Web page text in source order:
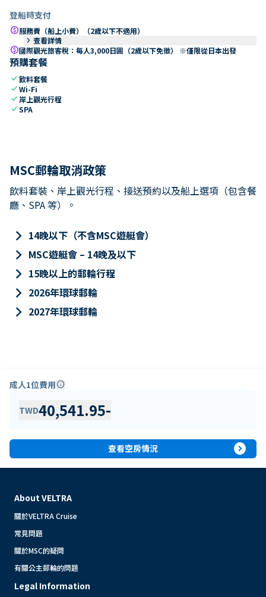
登船時支付
paid服務費（船上小費）（2歲以下不適用）
keyboard_arrow_right 查看詳情
paid國際觀光旅客稅：每人3,000日圓（2歲以下免徵） ※僅限從日本出發
預購套餐
check飲料套餐
checkWi-Fi
check 岸上觀光行程
checkSPA
MSC郵輪取消政策
飲料套裝、岸上觀光行程、接送預約以及船上選項（包含餐
廳、SPA 等）。
keyboard_arrow_right 14晚以下（不含MSC遊艇會）
keyboard_arrow_right MSC遊艇會 – 14晚及以下
keyboard_arrow_right 15晚以上的郵輪行程
keyboard_arrow_right 2026年環球郵輪
keyboard_arrow_right 2027年環球郵輪
成人1位費用info
TWD40,541.95-
查看空房情況 expand_circle_right
About VELTRA
關於VELTRA Cruise
常見問題
關於MSC的疑問
有關公主郵輪的問題
Legal Information